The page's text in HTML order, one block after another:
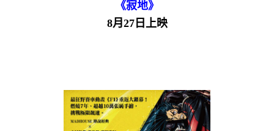
《寂地》
8月27日上映